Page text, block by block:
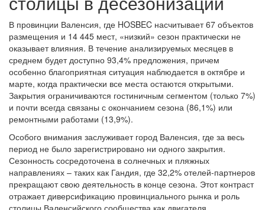
В провинции Валенсия, где HOSBEC насчитывает 67 объектов
размещения и 14 445 мест, «низкий» сезон практически не
оказывает влияния. В течение анализируемых месяцев в
среднем будет доступно 93,4% предложения, причем
особенно благоприятная ситуация наблюдается в октябре и
марте, когда практически все места остаются открытыми.
Закрытия ограничиваются гостиничным сегментом (только 7%)
и почти всегда связаны с окончанием сезона (86,1%) или
ремонтными работами (13,9%).
Особого внимания заслуживает город Валенсия, где за весь
период не было зарегистрировано ни одного закрытия.
Сезонность сосредоточена в солнечных и пляжных
направлениях – таких как Гандия, где 32,2% отелей-партнеров
прекращают свою деятельность в конце сезона. Этот контраст
отражает диверсификацию провинциального рынка и роль